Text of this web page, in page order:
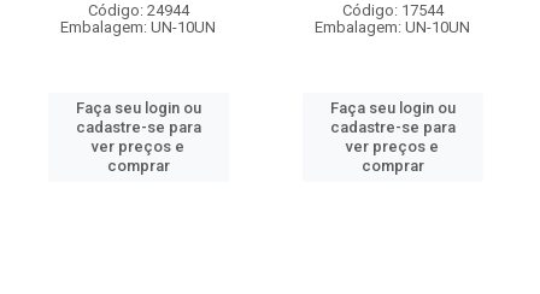
Código: 24944
Embalagem: UN-10UN
Faça seu login ou
cadastre-se para
ver preços e
comprar
Código: 17544
Embalagem: UN-10UN
Faça seu login ou
cadastre-se para
ver preços e
comprar